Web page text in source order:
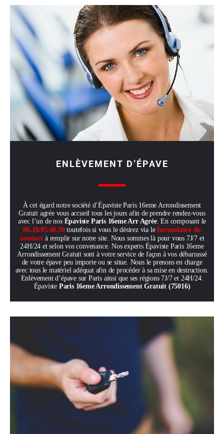
ENLÈVEMENT D’ÉPAVE
À cet égard notre société d’Épaviste Paris 16eme Arrondissement
Gratuit agrée vous accueil tous les jours afin de prendre rendez-vous
avec l’un de nos Épaviste Paris 16eme Arr Agrée. En composant le
06.10.85.60.30toutefois si vous le désirez via leformulaire de
contact à remplir sur notre site. Nous sommes là pour vous 7J/7 et
24H/24 et selon vos convenance. Nos experts Épaviste Paris 16eme
Arrondissement Gratuit sont à votre service de façon à vos débarrassé
de votre épave peu importe ou se situe. Nous le prenons en charge
avec tous le matériel adéquat afin de procéder à sa mise en destruction.
Enlèvement d’épave sur Paris ainsi que ses régions 7J/7 et 24H/24.
Épaviste Paris 16eme Arrondissement Gratuit (75016)